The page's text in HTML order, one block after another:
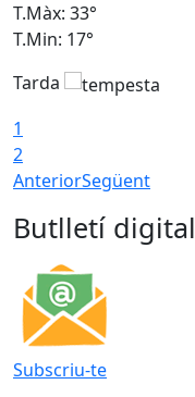
T.Màx: 33°
T.Min: 17°
Tarda
1
2
AnteriorSegüent
Butlletí digital
Subscriu-te